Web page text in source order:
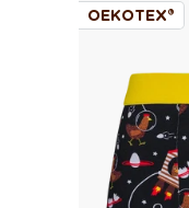
OEKOTEX®